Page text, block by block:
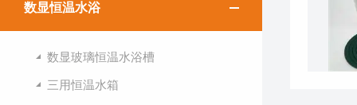
数显恒温水浴
数显玻璃恒温水浴槽
三用恒温水箱